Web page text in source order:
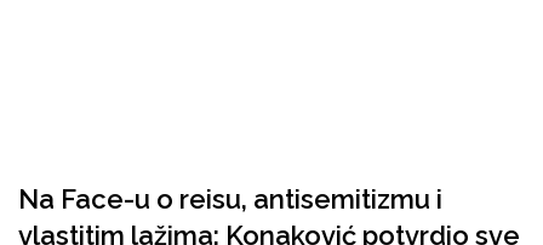
Na Face-u o reisu, antisemitizmu i
vlastitim lažima: Konaković potvrdio sve